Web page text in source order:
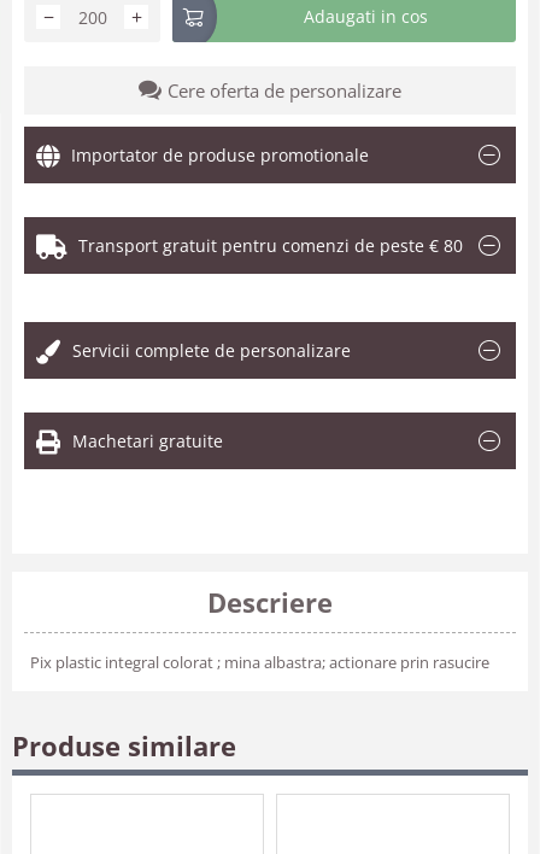
+
− Adaugati in cos
Cere oferta de personalizare
Importator de produse promotionale
Transport gratuit pentru comenzi de peste € 80
Servicii complete de personalizare
Machetari gratuite
Descriere
Pix plastic integral colorat ; mina albastra; actionare prin rasucire
Produse similare